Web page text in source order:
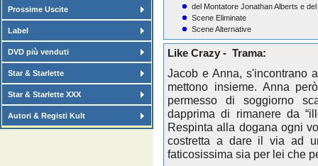
Prossime Uscite
Label
DVD più venduti
Star & Starlette
Star & Starlette XXX
Autori & Registi Kult
del Montatore Jonathan Alberts e
Scene Eliminate
Scene Alternative
Like Crazy - Trama:
Jacob e Anna, s'incontrano
mettono insieme. Anna
permesso di soggiorno
dapprima di rimanere da
Respinta alla dogana ogni
costretta a dare il via ad
faticosissima sia per lei che